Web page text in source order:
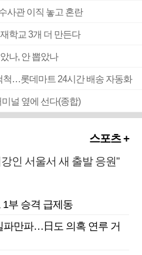
사관 이직 놓고 혼란
학교 3개 더 만든다
나, 안 뽑았나
척…롯데마트 24시간 배송 자동화
널 옆에 선다(종합)
스포츠 +
강인 서울서 새 출발 응원”
부 승격 급제동
파만파…日도 의혹 연루 거